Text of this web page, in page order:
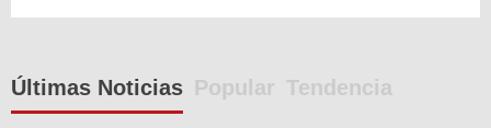
Últimas Noticias Popular Tendencia